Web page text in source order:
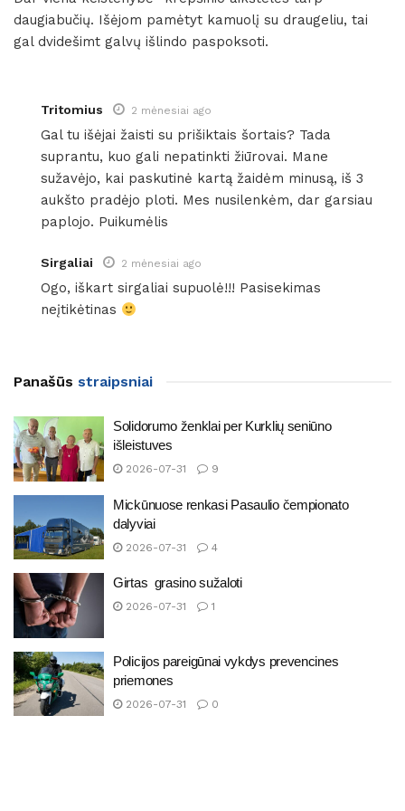
daugiabučių. Išėjom pamėtyt kamuolį su draugeliu, tai
gal dvidešimt galvų išlindo paspoksoti.
Tritomius 2 mėnesiai ago
Gal tu išėjai žaisti su prišiktais šortais? Tada
suprantu, kuo gali nepatinkti žiūrovai. Mane
sužavėjo, kai paskutinė kartą žaidėm minusą, iš 3
aukšto pradėjo ploti. Mes nusilenkėm, dar garsiau
paplojo. Puikumėlis
Sirgaliai 2 mėnesiai ago
Ogo, iškart sirgaliai supuolė!!! Pasisekimas
neįtikėtinas
Panašūs straipsniai
Solidorumo ženklai per Kurklių seniūno
išleistuves
2026-07-31 9
Mickūnuose renkasi Pasaulio čempionato
dalyviai
2026-07-31 4
Girtas grasino sužaloti
2026-07-31 1
Policijos pareigūnai vykdys prevencines
priemones
2026-07-31 0